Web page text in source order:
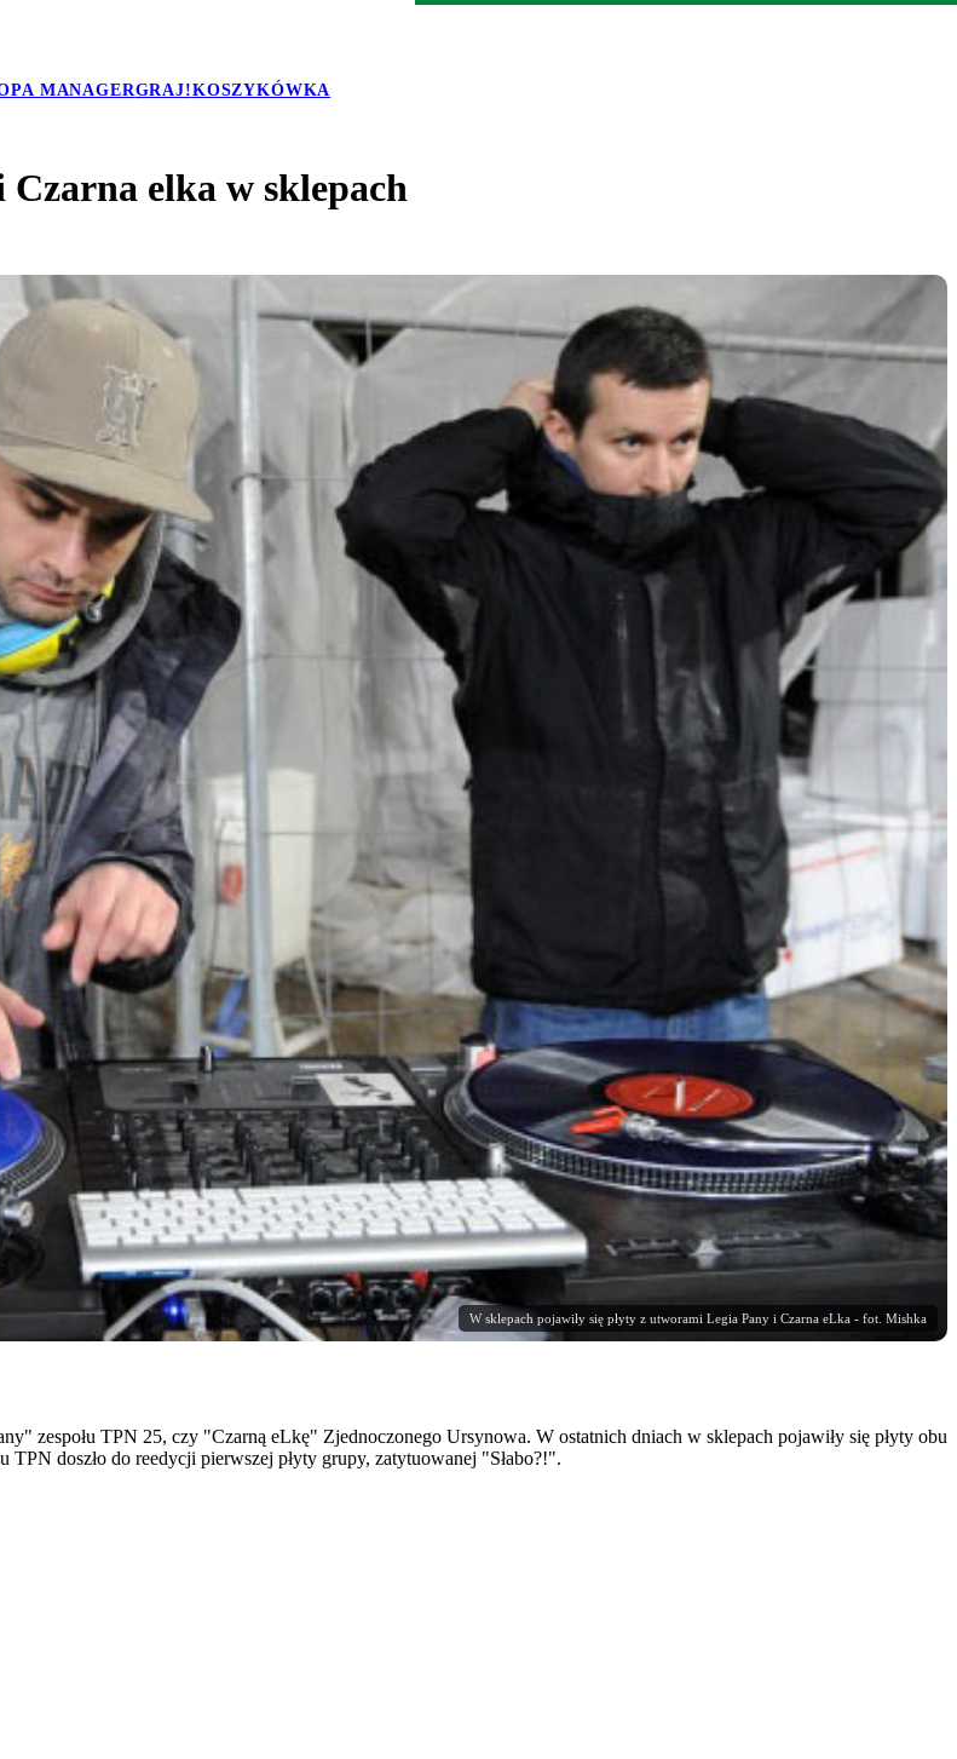
MANAGERGRAJ!KOSZYKÓWKA
elka w sklepach
W sklepach pojawiły się płyty z utworami Legia Pany i Czarna eLka - fot. Mishka
zespołu TPN 25, czy "Czarną eLkę" Zjednoczonego Ursynowa. W ostatnich dniach w sklepach pojawiły się płyty obu
doszło do reedycji pierwszej płyty grupy, zatytuowanej "Słabo?!".